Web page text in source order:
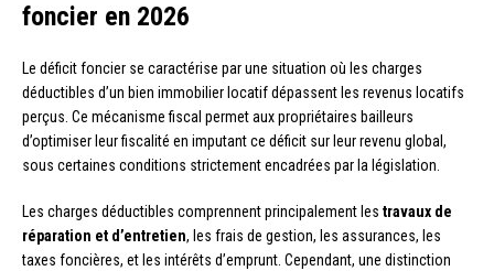
foncier en 2026
Le déficit foncier se caractérise par une situation où les charges
déductibles d’un bien immobilier locatif dépassent les revenus locatifs
perçus. Ce mécanisme fiscal permet aux propriétaires bailleurs
d’optimiser leur fiscalité en imputant ce déficit sur leur revenu global,
sous certaines conditions strictement encadrées par la législation.
Les charges déductibles comprennent principalement les travaux de
réparation et d’entretien, les frais de gestion, les assurances, les
taxes foncières, et les intérêts d’emprunt. Cependant, une distinction